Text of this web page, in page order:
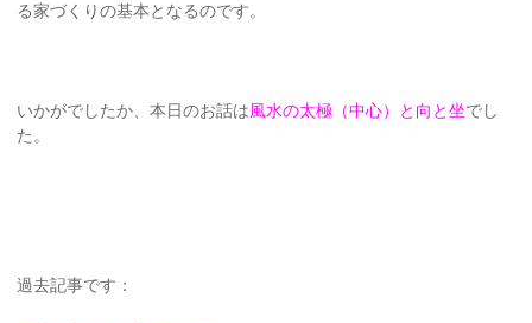
る家づくりの基本となるのです。
いかがでしたか、本日のお話は風水の太極（中心）と向と坐でし
た。
過去記事です：